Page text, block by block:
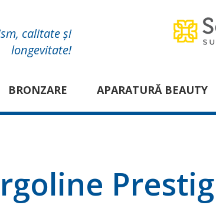
calitate și
longevitate!
BRONZARE APARATURĂ BEAUTY